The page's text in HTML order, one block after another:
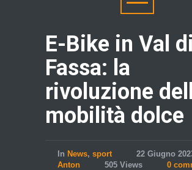
E-Bike in Val di
Fassa: la
rivoluzione
mobilità dolce
In News, sport
22 Giugno
Anton
505 Views 0